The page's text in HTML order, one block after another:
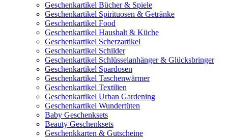
Geschenkartikel Bücher & Spiele
Geschenkartikel Spirituosen & Getränke
Geschenkartikel Food
Geschenkartikel Haushalt & Küche
Geschenkartikel Scherzartikel
Geschenkartikel Schilder
Geschenkartikel Schlüsselanhänger & Glücksbringer
Geschenkartikel Spardosen
Geschenkartikel Taschenwärmer
Geschenkartikel Textilien
Geschenkartikel Urban Gardening
Geschenkartikel Wundertüten
Baby Geschenksets
Beauty Geschenksets
Geschenkkarten & Gutscheine